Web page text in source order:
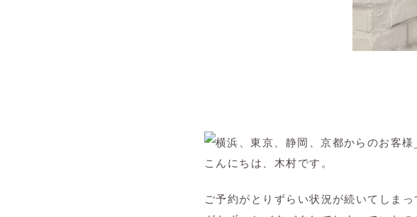
こんにちは、木村です。
ご予約がとりずらい状況が続いてしま